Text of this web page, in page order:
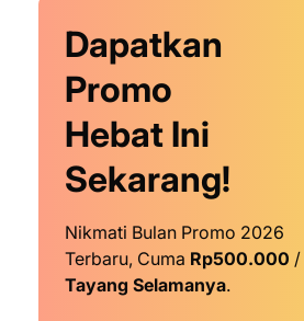
Dapatkan
Promo
Hebat Ini
Sekarang!
Nikmati Bulan Promo 2026
Terbaru, Cuma Rp500.000 /
Tayang Selamanya.